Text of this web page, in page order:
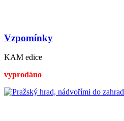
Vzpomínky
KAM edice
vyprodáno